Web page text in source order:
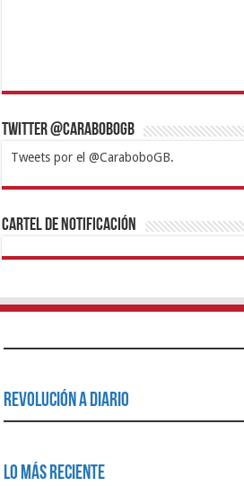
Twitter @CaraboboGB
Tweets por el @CaraboboGB.
1xbetBetturkeyBetistKralbetSupertotobet
https://mvbcasino.com/
Cartel de Notificación
Revolución a Diario
Lo Más Reciente